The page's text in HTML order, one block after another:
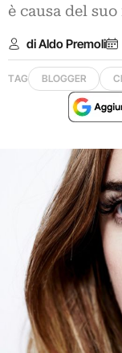
è causa del
di Aldo Premoli
TAG BLOGGER